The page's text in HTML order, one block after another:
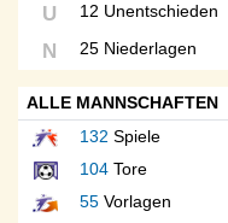
U 12 Unentschieden
N 25 Niederlagen
ALLE MANNSCHAFTEN
132 Spiele
104 Tore
55 Vorlagen